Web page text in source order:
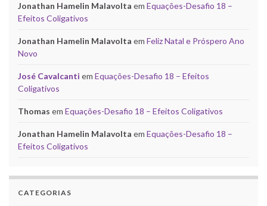
Jonathan Hamelin Malavolta em Equações-Desafio 18 –
Efeitos Coligativos
Jonathan Hamelin Malavolta em Feliz Natal e Próspero Ano
Novo
José Cavalcanti em Equações-Desafio 18 – Efeitos
Coligativos
Thomas em Equações-Desafio 18 – Efeitos Coligativos
Jonathan Hamelin Malavolta em Equações-Desafio 18 –
Efeitos Coligativos
CATEGORIAS